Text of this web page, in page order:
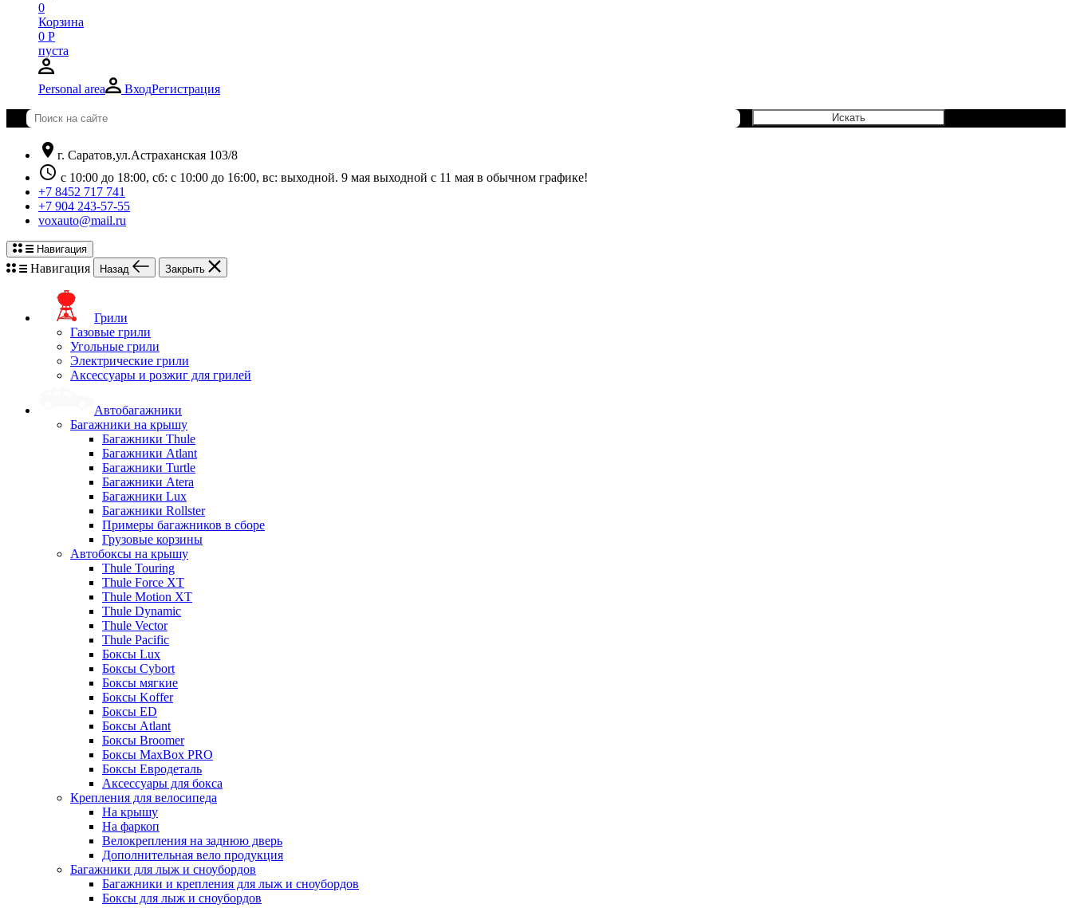
0
Корзина
0 Р
пуста
Personal area ВходРегистрация
location_on г. Саратов,ул.Астраханская 103/8
schedule с 10:00 до 18:00, сб: с 10:00 до 16:00, вс: выходной. 9 мая выходной с 11 мая в обычном графике!
+7 8452 717 741
+7 904 243-57-55
voxauto@mail.ru
Навигация
Навигация Назад Закрыть
Грили
Газовые грили
Угольные грили
Электрические грили
Аксессуары и розжиг для грилей
Автобагажники
Багажники на крышу
Багажники Thule
Багажники Atlant
Багажники Turtle
Багажники Atera
Багажники Lux
Багажники Rollster
Примеры багажников в сборе
Грузовые корзины
Автобоксы на крышу
Thule Touring
Thule Force XT
Thule Motion XT
Thule Dynamic
Thule Vector
Thule Pacific
Боксы Lux
Боксы Cybort
Боксы мягкие
Боксы Koffer
Боксы ED
Боксы Atlant
Боксы Broomer
Боксы MaxBox PRO
Боксы Евродеталь
Аксессуары для бокса
Крепления для велосипеда
На крышу
На фаркоп
Велокрепления на заднюю дверь
Дополнительная вело продукция
Багажники для лыж и сноубордов
Багажники и крепления для лыж и сноубордов
Боксы для лыж и сноубордов